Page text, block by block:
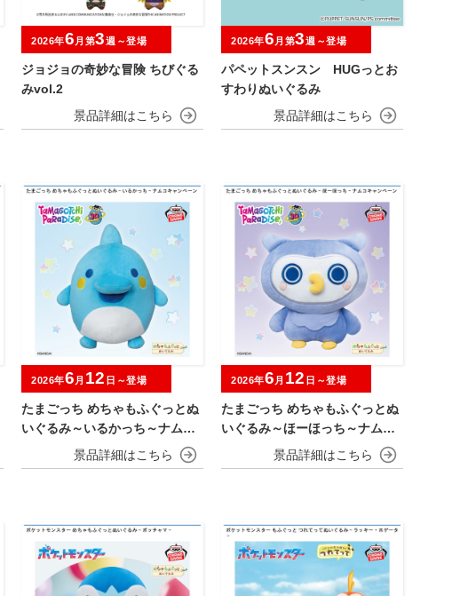
ジョジョの奇妙な冒険 ちびぐる
みvol.2
2026年6 月第3週～登場
パペットスンスン HUGっとお
すわりぬいぐるみ
2026年6 月第3週～登場
たまごっち めちゃもふぐっとぬ
いぐるみ～いるかっち～ナムコ
キャンペーン
2026年6 月 12 日～登場
たまごっち めちゃもふぐっとぬ
いぐるみ～ほーほっち～ナムコ
キャンペーン
2026年6 月 12 日～登場